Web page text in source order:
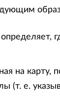
на карту,
(т. е.